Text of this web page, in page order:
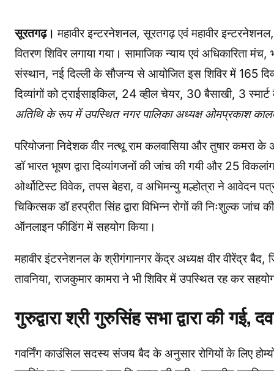
सूरतगढ़।महावीर इन्टरनेशनल, सूरतगढ़ एवं महावीर
वितरण शिविर लगाया गया। सामाजिक न्याय एवं अधिकारिता मंच,
संस्थान, नई दिल्ली के सौजन्य से आयोजित इस शिविर में 165
दिव्यांगों को ट्राईसाइकिल, 24 व्हील चेयर, 30 बैसाखी, 3
अतिथि के रूप में उपस्थित नगर पालिका अध्यक्ष ओमप्रकाश
परियोजना निदेशक वीर नत्थू राम कलवासिया और तुषार कमरा
डॉ भारत भूषण द्वारा दिव्यांगजनों की जांच की गयी और 25
ओर्थोटिस्ट विवेक, तपस बेहरा, व अभिमन्यु मल्होत्रा ने आवेदन
चिकित्सक डॉ हरप्रीत सिंह द्वारा विभिन्न रोगों की निःशुल्क
ऑनलाइन फीडिंग में सहयोग किया।
महावीर इंटरनेशनल के श्रीगंगानगर केंद्र अध्यक्ष वीर वीरेंद्र
तावनिया, राजकुमार कामरा ने भी शिविर में उपस्थित रह कर
गुरुद्वारा श्री गुरुसिंह सभा द्वारा की गई,
गवर्निंग काउंसिल सदस्य संजय बैद के अनुसार रोगियों के लिए